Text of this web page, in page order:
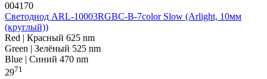
004170
Светодиод ARL-10003RGBC-B-7color Slow (Arlight, 10мм
(круглый))
Red | Красный 625 nm
Green | Зелёный 525 nm
Blue | Синий 470 nm
2971